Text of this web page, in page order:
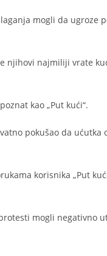
mogli da ugroze
njihovi najmiliji vrate
kao „Put kući“.
pokušao da ućutka
korisnika „Put
mogli negativno